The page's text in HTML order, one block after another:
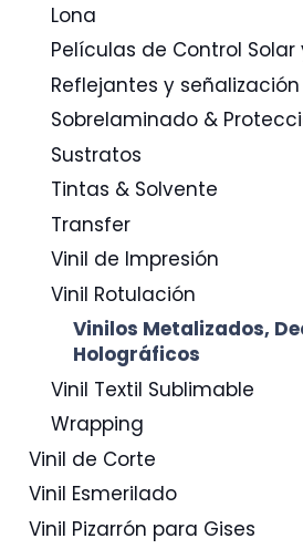
Lona
Películas de Control
Reflejantes y
Sobrelaminado &
Sustratos
Tintas & Solvente
Transfer
Vinil de Impresión
Vinil Rotulación
Vinilos Metalizados,
Holográficos
Vinil Textil Sublimable
Wrapping
Vinil de Corte
Vinil Esmerilado
Vinil Pizarrón para Gises